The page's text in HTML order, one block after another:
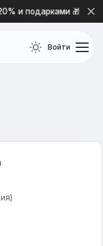
и подарками 🎁
Войти